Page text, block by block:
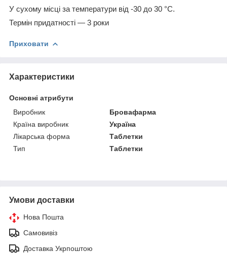
У сухому місці за температури від -30 до 30 °C.
Термін придатності — 3 роки
Приховати
Характеристики
Основні атрибути
Виробник
Бровафарма
Країна виробник
Україна
Лікарська форма
Таблетки
Тип
Таблетки
Умови доставки
Нова Пошта
Самовивіз
Доставка Укрпоштою